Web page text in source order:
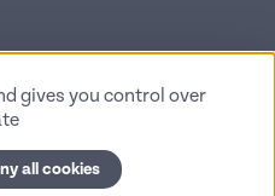
newsletter
réservés
gives you control over
all cookies